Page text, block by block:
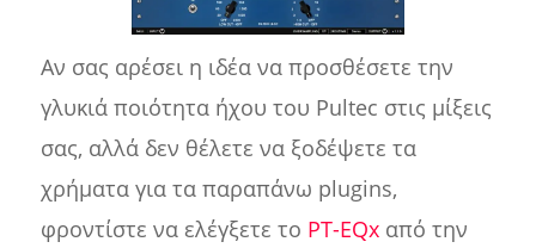
Αν σας αρέσει η ιδέα να προσθέσετε την
γλυκιά ποιότητα ήχου του Pultec στις μίξεις
σας, αλλά δεν θέλετε να ξοδέψετε τα
χρήματα για τα παραπάνω plugins,
φροντίστε να ελέγξετε το PT-EQxαπό την